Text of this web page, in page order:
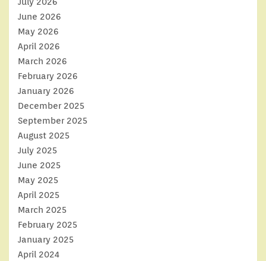
June 2026
May 2026
April 2026
March 2026
February 2026
January 2026
December 2025
September 2025
August 2025
July 2025
June 2025
May 2025
April 2025
March 2025
February 2025
January 2025
April 2024